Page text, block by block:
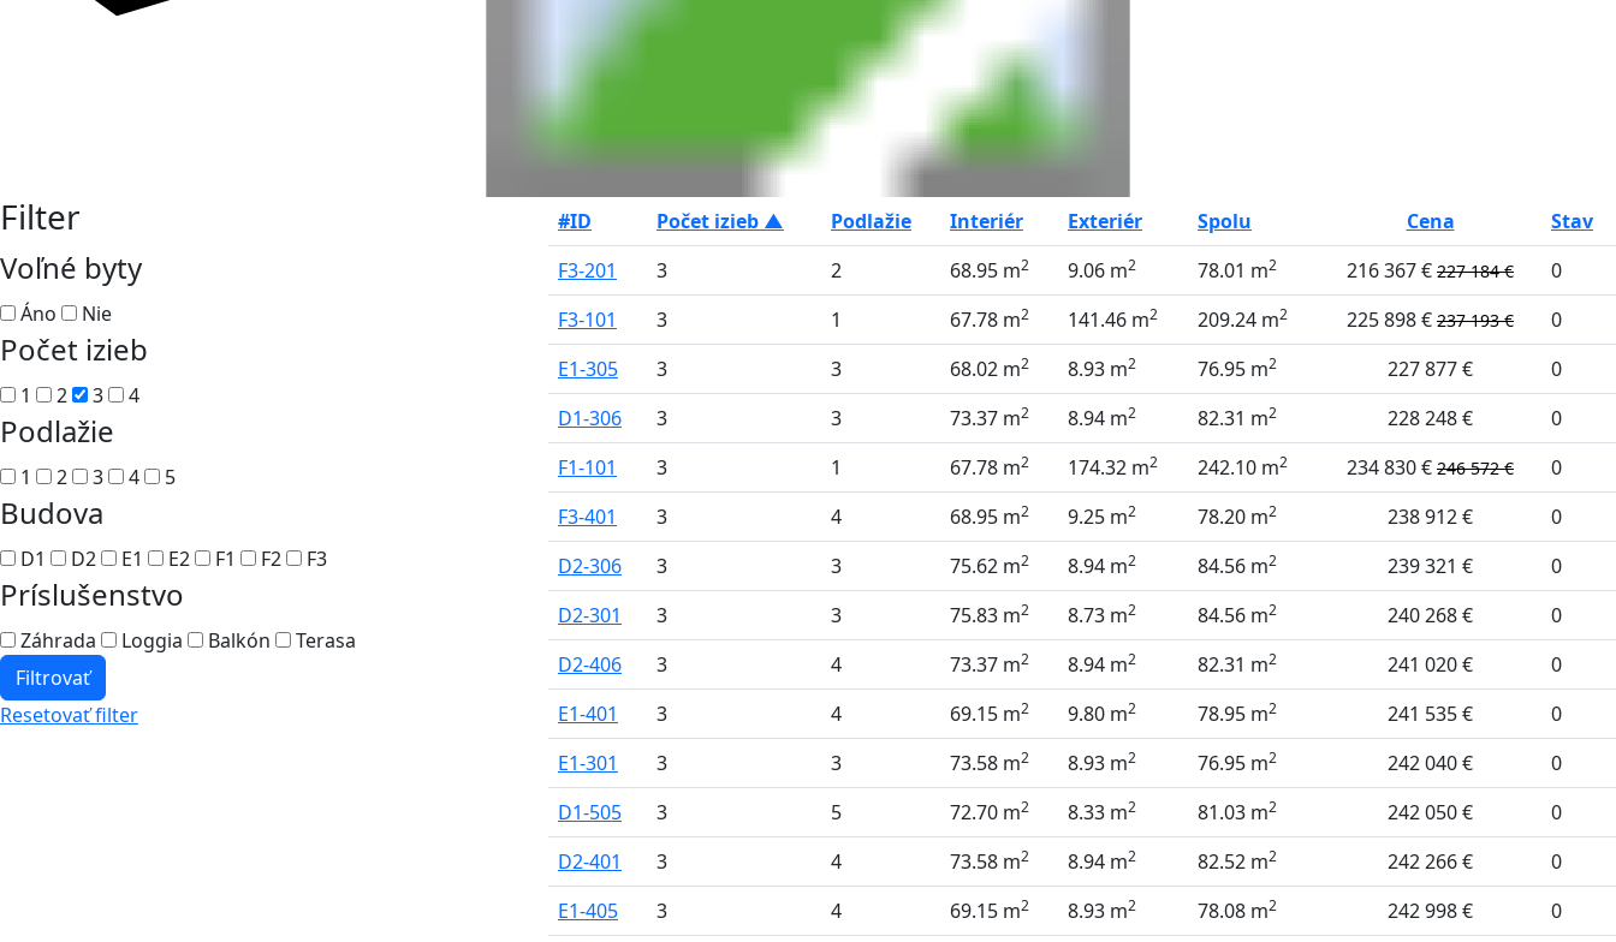
Filter
Voľné byty
Áno Nie
Počet izieb
1 2 3 4
Podlažie
1 2 3 4 5
Budova
D1 D2 E1 E2 F1 F2 F3
Príslušenstvo
Záhrada Loggia Balkón
Terasa
Filtrovať
Resetovať filter
#ID Počet izieb ▲ Podlažie Interiér Exteriér Spolu Cena
Stav
F3-201
3 2 68.95 m2 9.06 m2 78.01 m2 216 367 € 227 184 €
0
F3-101
3 1 67.78 m2 141.46 m2 209.24 m2 225 898 € 237 193 €
0
E1-305
3 3 68.02 m2 8.93 m2 76.95 m2 227 877 €
0
D1-306
3 3 73.37 m2 8.94 m2 82.31 m2 228 248 €
0
F1-101
3 1 67.78 m2 174.32 m2 242.10 m2 234 830 € 246 572 €
0
F3-401
3 4 68.95 m2 9.25 m2 78.20 m2 238 912 €
0
D2-306
3 3 75.62 m2 8.94 m2 84.56 m2 239 321 €
0
D2-301
3 3 75.83 m2 8.73 m2 84.56 m2 240 268 €
0
D2-406
3 4 73.37 m2 8.94 m2 82.31 m2 241 020 €
0
E1-401
3 4 69.15 m2 9.80 m2 78.95 m2 241 535 €
0
E1-301
3 3 73.58 m2 8.93 m2 76.95 m2 242 040 €
0
D1-505
3 5 72.70 m2 8.33 m2 81.03 m2 242 050 €
0
D2-401
3 4 73.58 m2 8.94 m2 82.52 m2 242 266 €
0
E1-405
3 4 69.15 m2 8.93 m2 78.08 m2 242 998 €
0